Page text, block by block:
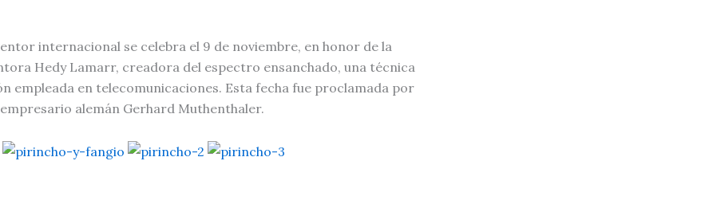
internacional se celebra el 9 de noviembre, en honor de la
Hedy Lamarr, creadora del espectro ensanchado, una técnica
empleada en telecomunicaciones. Esta fecha fue proclamada por
alemán Gerhard Muthenthaler.